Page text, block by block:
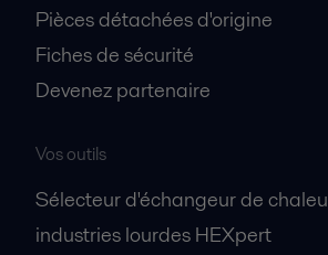
Pièces détachées d'origine
Fiches de sécurité
Devenez partenaire
Vos outils
Sélecteur d'échangeur de
industries lourdes HEXpert